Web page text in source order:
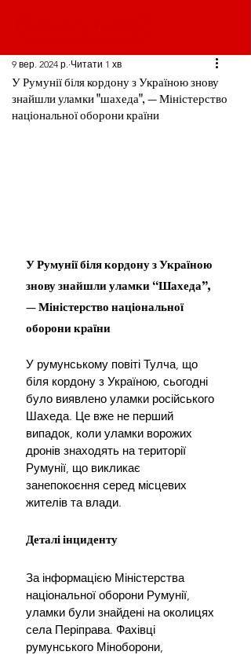
У Румунії біля кордону з Україною знову
знайшли уламки "шахеда", — Міністерство
національної оборони країни
9 вер. 2024 р. Читати 1 хв
У Румунії біля кордону з Україною
знову знайшли уламки “Шахеда”,
— Міністерство національної
оборони країни
У румунському повіті Тулча, що
біля кордону з Україною, сьогодні
було виявлено уламки російського
Шахеда. Це вже не перший
випадок, коли уламки ворожих
дронів знаходять на території
Румунії, що викликає
занепокоєння серед місцевих
жителів та влади.
Деталі інциденту
За інформацією Міністерства
національної оборони Румунії,
уламки були знайдені на околицях
села Періправа. Фахівці
румунського Міноборони,